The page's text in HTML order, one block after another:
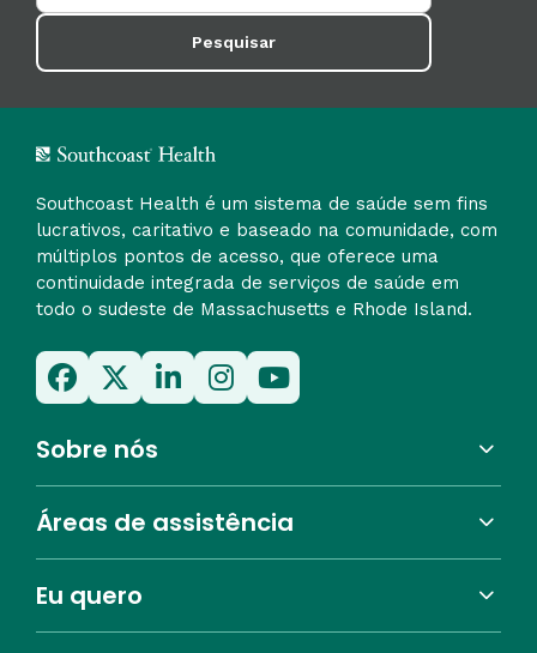
Pesquisar
Southcoast Health é um sistema de saúde sem fins
lucrativos, caritativo e baseado na comunidade, com
múltiplos pontos de acesso, que oferece uma
continuidade integrada de serviços de saúde em
todo o sudeste de Massachusetts e Rhode Island.
Sobre nós
Áreas de assistência
Eu quero